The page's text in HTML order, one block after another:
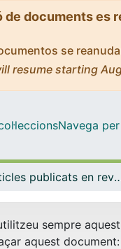
documents es
se
resume starting
Navega
Articles publicats en revistes (Institut
sempre
aquest document: